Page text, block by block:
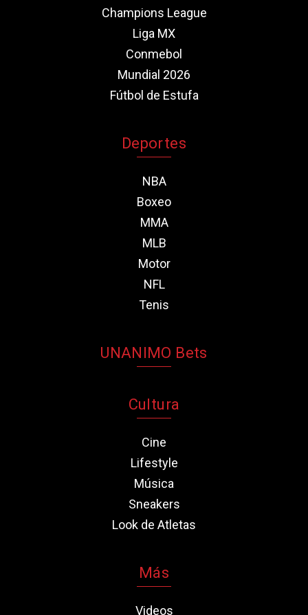
Champions League
Liga MX
Conmebol
Mundial 2026
Fútbol de Estufa
Deportes
NBA
Boxeo
MMA
MLB
Motor
NFL
Tenis
UNANIMO Bets
Cultura
Cine
Lifestyle
Música
Sneakers
Look de Atletas
Más
Videos